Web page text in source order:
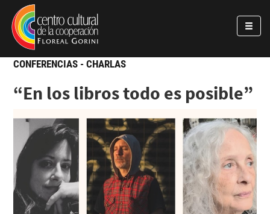
Pasar al contenido principal
Jump to main content
CONFERENCIAS - CHARLAS
“En los libros todo es posible”